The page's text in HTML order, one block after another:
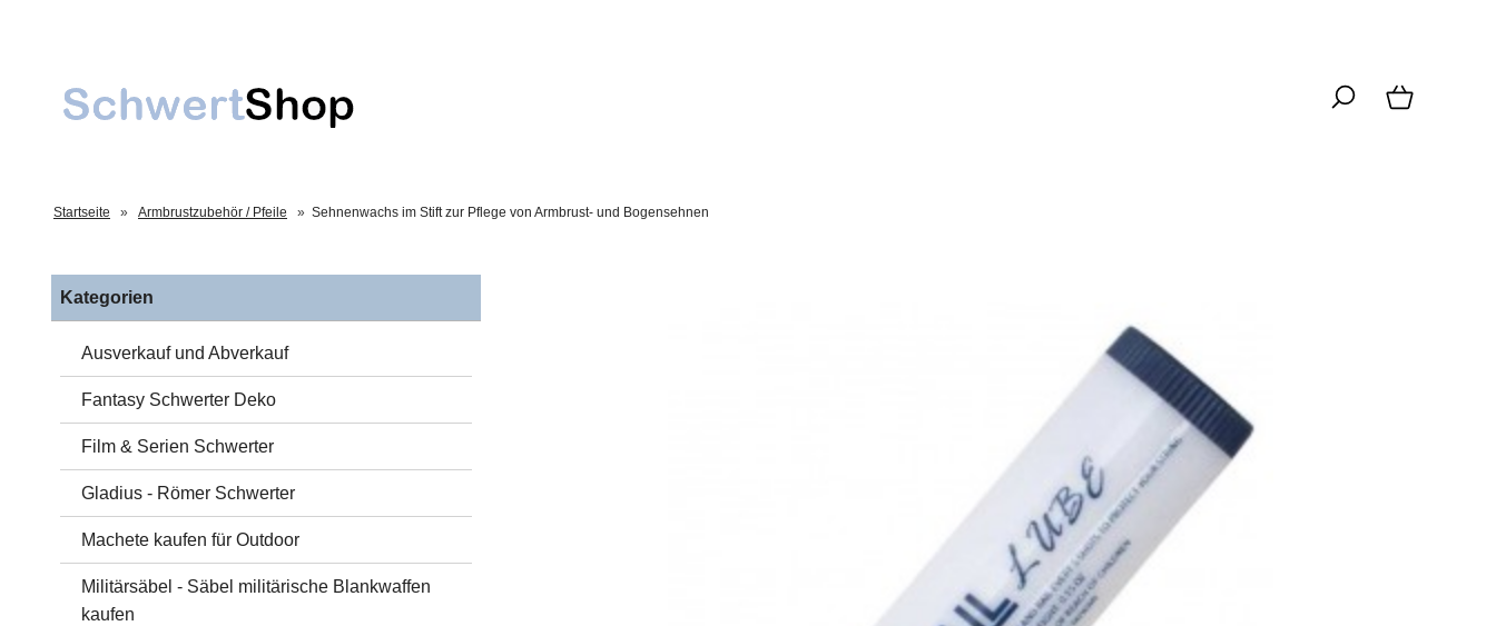
Startseite » Armbrustzubehör / Pfeile » Sehnenwachs im Stift zur Pflege von Armbrust- und Bogensehnen
Kategorien
Ausverkauf und Abverkauf
Fantasy Schwerter Deko
Film & Serien Schwerter
Gladius - Römer Schwerter
Machete kaufen für Outdoor
Militärsäbel - Säbel militärische Blankwaffen
kaufen